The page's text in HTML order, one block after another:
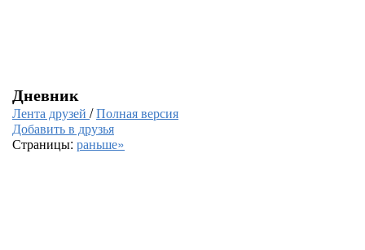
Дневник
Лента друзей /Полная версия
Добавить в друзья
Страницы: раньше»